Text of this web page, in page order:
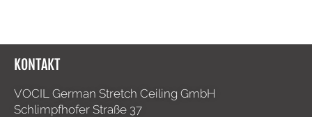
KONTAKT
VOCIL German Stretch Ceiling GmbH
Schlimpfhofer Straße 37